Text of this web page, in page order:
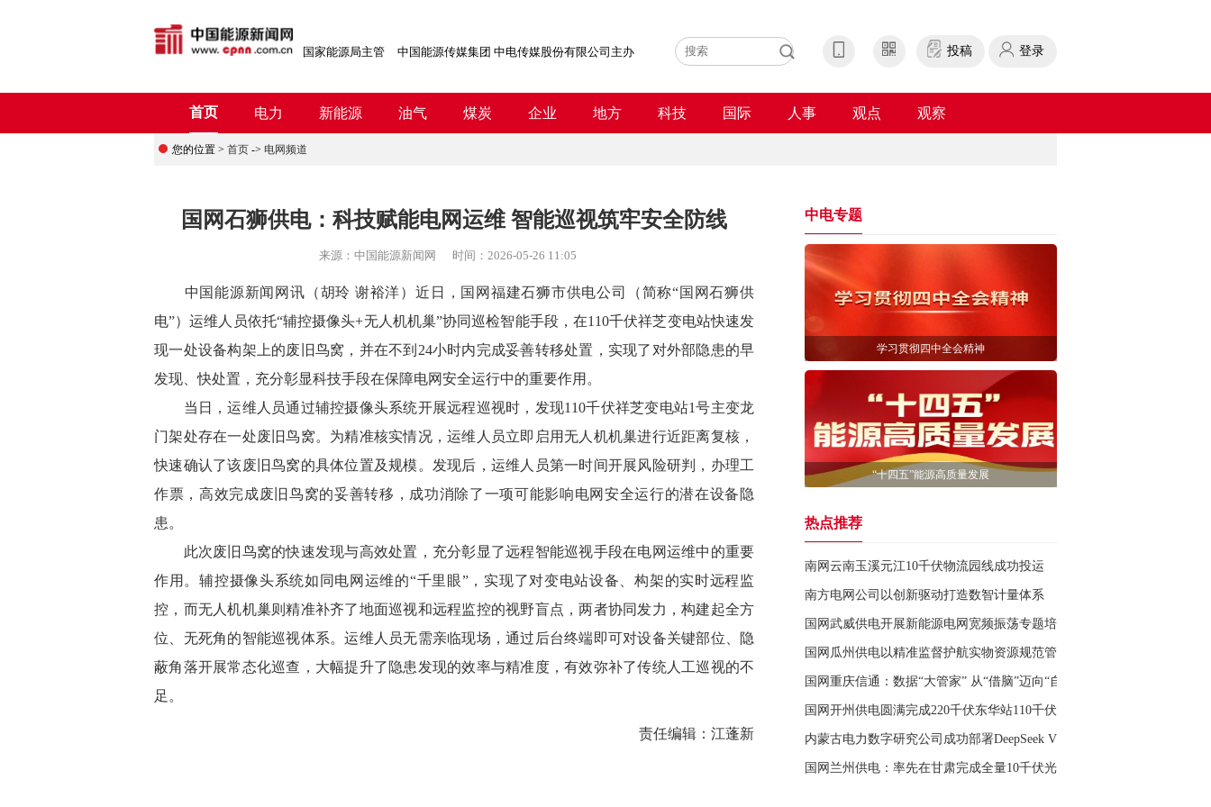
国家能源局主管 中国能源传媒集团 中电传媒股份有限公司主办 投稿 登录
首页 电力 新能源 油气 煤炭 企业 地方 科技 国际 人事 观点 观察
您的位置 > 首页 -> 电网频道
国网石狮供电：科技赋能电网运维 智能巡视筑牢安全防线
来源： 中国能源新闻网 时间： 2026-05-26 11:05
中 国能源新闻网讯 （胡玲 谢裕洋） 近日，国网福建石狮市供电公司（简称“国网石狮供
电”）运维人员依托“辅控摄像头+无人机机巢”协同巡检智能手段，在110千伏祥芝变电站快速发
现一处设备构架上的废旧鸟窝，并在不到24小时内完成妥善转移处置，实现了对外部隐患的早
发现、快处置，充分彰显科技手段在保障电网安全运行中的重要作用。
当日，运维人员通过辅控摄像头系统开展远程巡视时，发现110千伏祥芝变电站1号主变龙
门架处存在一处废旧鸟窝。为精准核实情况，运维人员立即启用无人机机巢进行近距离复核，
快速确认了该废旧鸟窝的具体位置及规模。发现后，运维人员第一时间开展风险研判，办理工
作票，高效完成废旧鸟窝的妥善转移，成功消除了一项可能影响电网安全运行的潜在设备隐
患。
此次废旧鸟窝的快速发现与高效处置，充分彰显了远程智能巡视手段在电网运维中的重要
作用。辅控摄像头系统如同电网运维的“千里眼”，实现了对变电站设备、构架的实时远程监
控，而无人机机巢则精准补齐了地面巡视和远程监控的视野盲点，两者协同发力，构建起全方
位、无死角的智能巡视体系。运维人员无需亲临现场，通过后台终端即可对设备关键部位、隐
蔽角落开展常态化巡查，大幅提升了隐患发现的效率与精准度，有效弥补了传统人工巡视的不
足。
责任编辑： 江蓬新
中电专题
学习贯彻四中全会精神
“十四五”能源高质量发展
热点推荐
南网云南玉溪元江10千伏物流园线成功投运
南方电网公司以创新驱动打造数智计量体系
国网武威供电开展新能源电网宽频振荡专题培训
国网瓜州供电以精准监督护航实物资源规范管理
国网重庆信通：数据“大管家” 从“借脑”迈向“自立”
国网开州供电圆满完成220千伏东华站110千伏母线综合检修
内蒙古电力数字研究公司成功部署DeepSeek V4大模型
国网兰州供电：率先在甘肃完成全量10千伏光伏“四可”改造